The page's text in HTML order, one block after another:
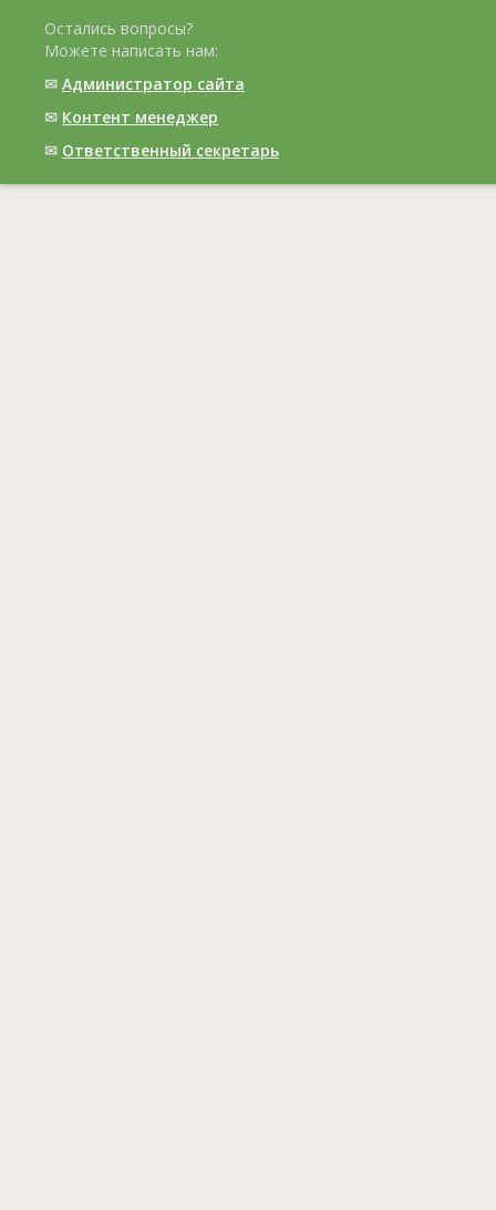
Остались вопросы?
Можете написать нам:
✉ Администратор сайта
✉ Контент менеджер
✉ Ответственный cекретарь